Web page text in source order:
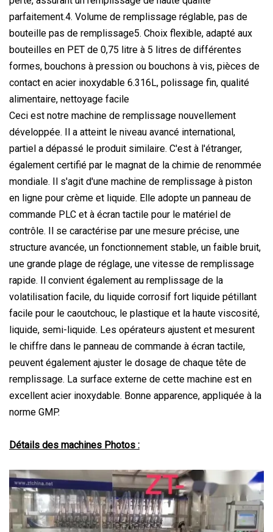
parfaitement.4. Volume de remplissage réglable, pas de
bouteille pas de remplissage5. Choix flexible, adapté aux
bouteilles en PET de 0,75 litre à 5 litres de différentes
formes, bouchons à pression ou bouchons à vis, pièces de
contact en acier inoxydable 6.316L, polissage fin, qualité
alimentaire, nettoyage facile
Ceci est notre machine de remplissage nouvellement
développée. Il a atteint le niveau avancé international,
partiel a dépassé le produit similaire. C'est à l'étranger,
également certifié par le magnat de la chimie de renommée
mondiale. Il s'agit d'une machine de remplissage à piston
en ligne pour crème et liquide. Elle adopte un panneau de
commande PLC et à écran tactile pour le matériel de
contrôle. Il se caractérise par une mesure précise, une
structure avancée, un fonctionnement stable, un faible bruit,
une grande plage de réglage, une vitesse de remplissage
rapide. Il convient également au remplissage de la
volatilisation facile, du liquide corrosif fort liquide pétillant
facile pour le caoutchouc, le plastique et la haute viscosité,
liquide, semi-liquide. Les opérateurs ajustent et mesurent
le chiffre dans le panneau de commande à écran tactile,
peuvent également ajuster le dosage de chaque tête de
remplissage. La surface externe de cette machine est en
excellent acier inoxydable. Bonne apparence, appliquée à la
norme GMP.
Détails des machines Photos :